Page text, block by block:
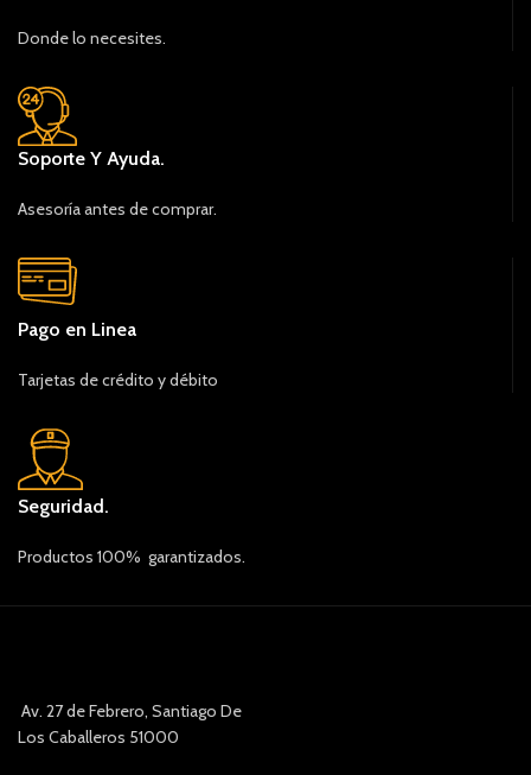
Donde lo necesites.
Soporte Y Ayuda.
Asesoría antes de comprar.
Pago en Linea
Tarjetas de crédito y débito
Seguridad.
Productos 100% garantizados.
Av. 27 de Febrero, Santiago De
Los Caballeros 51000